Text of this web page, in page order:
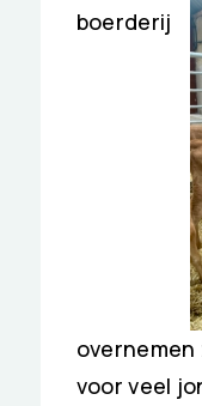
boerderij
voor veel